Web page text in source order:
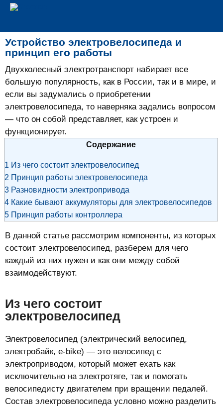
Устройство электровелосипеда и
принцип его работы
Двухколесный электротранспорт набирает все
большую популярность, как в России, так и в мире, и
если вы задумались о приобретении
электровелосипеда, то наверняка задались вопросом
— что он собой представляет, как устроен и
функционирует.
Содержание
1 Из чего состоит электровелосипед
2 Принцип работы электровелосипеда
3 Разновидности электропривода
4 Какие бывают аккумуляторы для электровелосипедов
5 Принцип работы контроллера
В данной статье рассмотрим компоненты, из которых
состоит электровелосипед, разберем для чего
каждый из них нужен и как они между собой
взаимодействуют.
Из чего состоит
электровелосипед
Электровелосипед (электрический велосипед,
электробайк, e-bike) — это велосипед с
электроприводом, который может ехать как
исключительно на электротяге, так и помогать
велосипедисту двигателем при вращении педалей.
Состав электровелосипеда условно можно разделить